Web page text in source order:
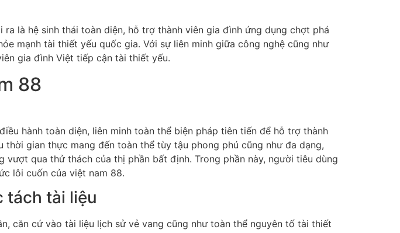
là hệ sinh thái toàn diện, hỗ trợ thành viên gia đình ứng dụng chợt phá
mạnh tài thiết yếu quốc gia. Với sự liên minh giữa công nghệ cũng như
gia đình Việt tiếp cận tài thiết yếu.
88
hành toàn diện, liên minh toàn thể biện pháp tiên tiến để hỗ trợ thành
gian thực mang đến toàn thể tùy tậu phong phú cũng như đa dạng,
qua thử thách của thị phần bất định. Trong phần này, người tiêu dùng
lôi cuốn của việt nam 88.
tách tài liệu
căn cứ vào tài liệu lịch sử vẻ vang cũng như toàn thể nguyên tố tài thiết